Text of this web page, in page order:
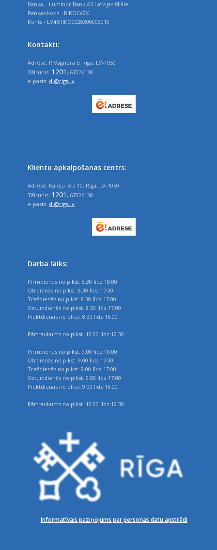
Banka – Luminor Bank AS Latvijas filiāle
Bankas kods - RIKOLV2X
Konts - LV46RIKO0020300003010
Kontakti:
Adrese: R.Vāgnera 5, Rīga, LV-1050
Tālrunis: 1201, 67026138
e-pasts: di@riga.lv
Klientu apkalpošanas centrs:
Adrese: Kalēju ielā 10, Rīga, LV-1050
Tālrunis: 1201 , 67026138
e-pasts: di@riga.lv
Darba laiks:
Pirmdienās no plkst. 8.30 līdz 18.00
Otrdienās no plkst. 8.30 līdz 17.00
Trešdienās no plkst. 8.30 līdz 17.00
Ceturtdienās no plkst. 8.30 līdz 17.00
Piektdienās no plkst. 8.30 līdz 16.00
Pārtraukums no plkst. 12.00 līdz 12.30
Pirmdienās no plkst. 9.00 līdz 18.00
Otrdienās no plkst. 9.00 līdz 17.00
Trešdienās no plkst. 9.00 līdz 17.00
Ceturtdienās no plkst. 9.00 līdz 17.00
Piektdienās no plkst. 9.00 līdz 16.00
Pārtraukums no plkst. 12.00 līdz 12.30
Informatīvais paziņojums par personas datu apstrādi